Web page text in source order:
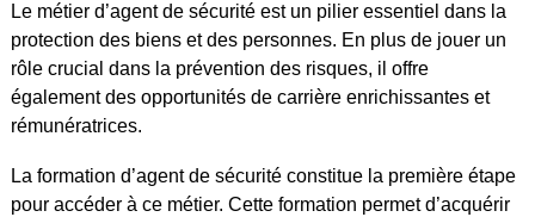
Le métier d’agent de sécurité est un pilier essentiel dans la
protection des biens et des personnes. En plus de jouer un
rôle crucial dans la prévention des risques, il offre
également des opportunités de carrière enrichissantes et
rémunératrices.
La formation d’agent de sécurité constitue la première étape
pour accéder à ce métier. Cette formation permet d’acquérir